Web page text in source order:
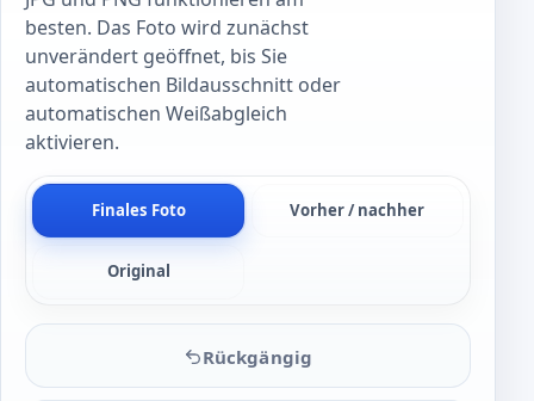
besten. Das Foto wird zunächst
unverändert geöffnet, bis Sie
automatischen Bildausschnitt oder
automatischen Weißabgleich
aktivieren.
Finales Foto Vorher / nachher
Original
Rückgängig